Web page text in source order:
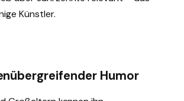
Künstler.
Humor